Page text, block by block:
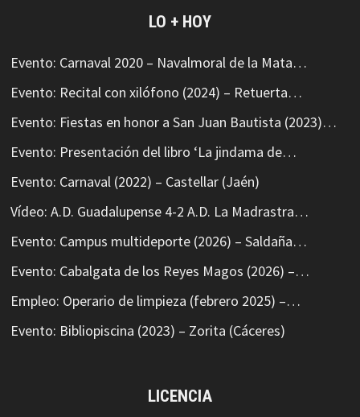
LO + HOY
Evento: Carnaval 2020 – Navalmoral de la Mata…
Evento: Recital con xilófono (2024) – Retuerta…
Evento: Fiestas en honor a San Juan Bautista (2023)…
Evento: Presentación del libro ‘La jindama de…
Evento: Carnaval (2022) – Castellar (Jaén)
Vídeo: A.D. Guadalupense 4-2 A.D. La Madrastra…
Evento: Campus multideporte (2026) – Saldaña…
Evento: Cabalgata de los Reyes Magos (2026) –…
Empleo: Operario de limpieza (febrero 2025) –…
Evento: Bibliopiscina (2023) – Zorita (Cáceres)
LICENCIA